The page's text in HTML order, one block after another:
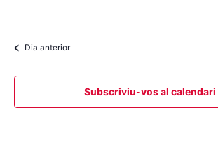
Dia anterior
Subscriviu-vos al calendari